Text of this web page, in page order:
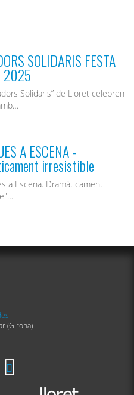
SOLIDARIS FESTA
2025
Solidaris” de Lloret celebren
A ESCENA -
irresistible
a Escena. Dramàticament
(Girona)